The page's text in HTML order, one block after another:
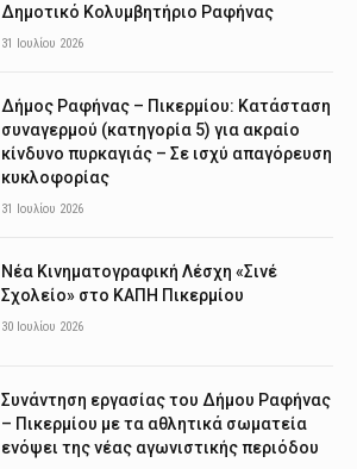
Δημοτικό Κολυμβητήριο Ραφήνας
31 Ιουλίου 2026
Δήμος Ραφήνας – Πικερμίου: Κατάσταση
συναγερμού (κατηγορία 5) για ακραίο
κίνδυνο πυρκαγιάς – Σε ισχύ απαγόρευση
κυκλοφορίας
31 Ιουλίου 2026
Νέα Κινηματογραφική Λέσχη «Σινέ
Σχολείο» στο ΚΑΠΗ Πικερμίου
30 Ιουλίου 2026
Συνάντηση εργασίας του Δήμου Ραφήνας
– Πικερμίου με τα αθλητικά σωματεία
ενόψει της νέας αγωνιστικής περιόδου